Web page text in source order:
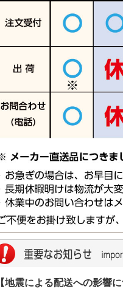
【地震による配送への影響